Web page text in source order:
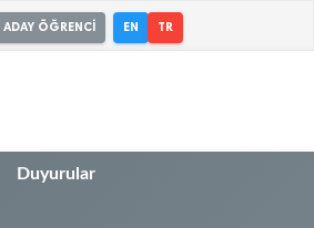
ADAY ÖĞRENCİ EN TR
Duyurular